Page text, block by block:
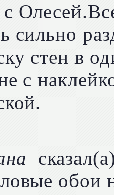
сильно
стен в
с
обои